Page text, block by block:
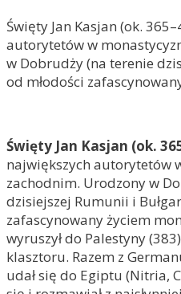
Święty Jan Kasjan (ok.
autorytetów w
w Dobrudży (na terenie
od młodości
Święty Jan Kasjan (ok.
największych autorytetów
zachodnim. Urodzony w
dzisiejszej Rumunii i
zafascynowany życiem
wyruszył do Palestyny
klasztoru. Razem z
udał się do Egiptu (Nitria,